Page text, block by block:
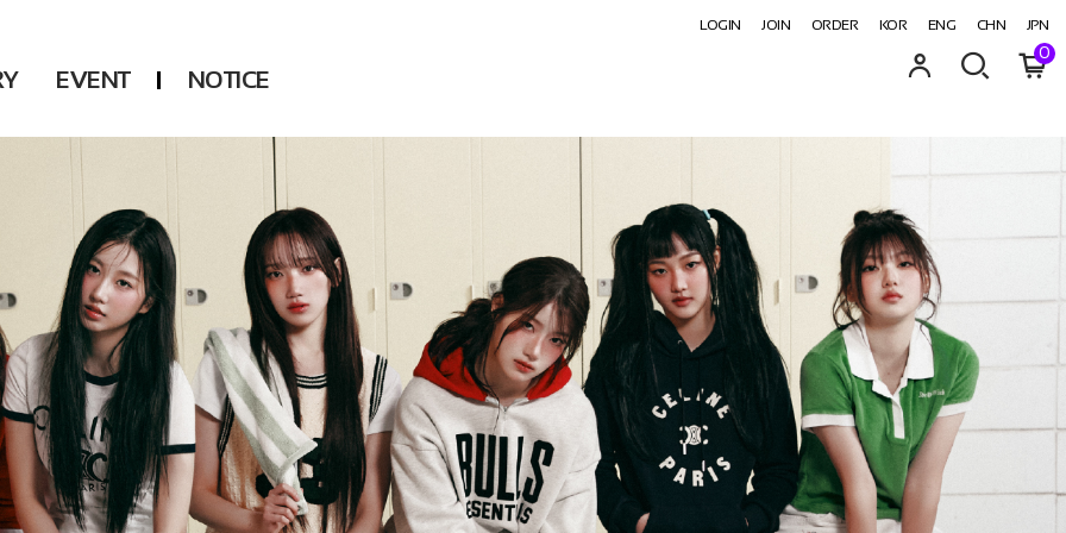
LOGIN JOIN ORDER KOR ENG CHN JPN
AHN YEEUN
YOUNG POSSE
Another LABELS
LEE CHAE YEON
USPEER
HUR YOUNG JI
MIRAE
EVENT NOTICE
0